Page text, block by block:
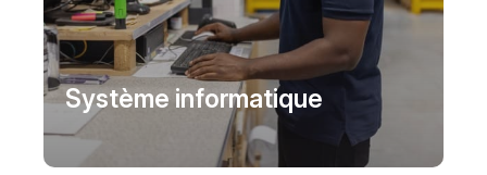
Système informatique